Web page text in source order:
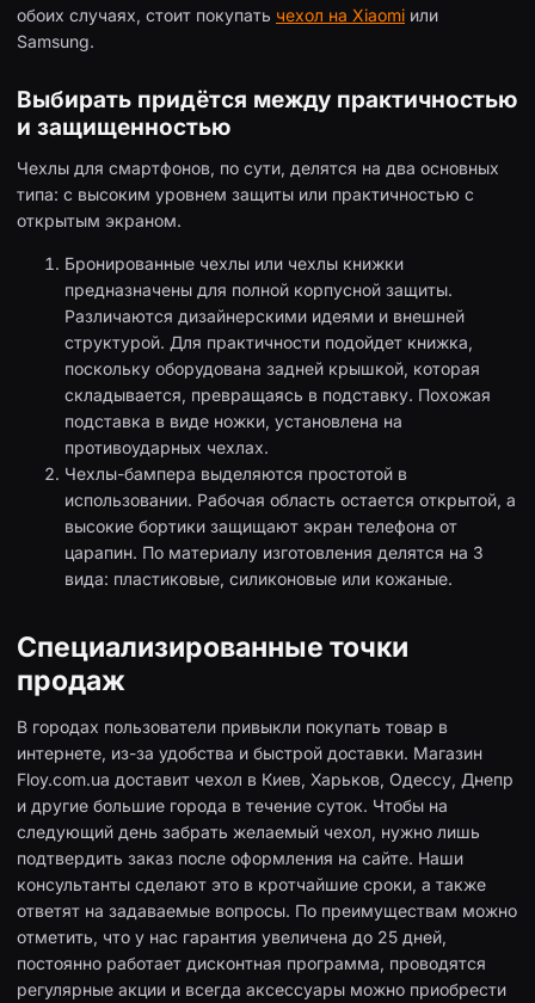
обоих случаях, стоит покупать чехол на Xiaomi или
Samsung.
Выбирать придётся между практичностью
и защищенностью
Чехлы для смартфонов, по сути, делятся на два основных
типа: с высоким уровнем защиты или практичностью с
открытым экраном.
Бронированные чехлы или чехлы книжки
предназначены для полной корпусной защиты.
Различаются дизайнерскими идеями и внешней
структурой. Для практичности подойдет книжка,
поскольку оборудована задней крышкой, которая
складывается, превращаясь в подставку. Похожая
подставка в виде ножки, установлена на
противоударных чехлах.
Чехлы-бампера выделяются простотой в
использовании. Рабочая область остается открытой, а
высокие бортики защищают экран телефона от
царапин. По материалу изготовления делятся на 3
вида: пластиковые, силиконовые или кожаные.
Специализированные точки
продаж
В городах пользователи привыкли покупать товар в
интернете, из-за удобства и быстрой доставки. Магазин
Floy.com.ua доставит чехол в Киев, Харьков, Одессу, Днепр
и другие большие города в течение суток. Чтобы на
следующий день забрать желаемый чехол, нужно лишь
подтвердить заказ после оформления на сайте. Наши
консультанты сделают это в кротчайшие сроки, а также
ответят на задаваемые вопросы. По преимуществам можно
отметить, что у нас гарантия увеличена до 25 дней,
постоянно работает дисконтная программа, проводятся
регулярные акции и всегда аксессуары можно приобрести